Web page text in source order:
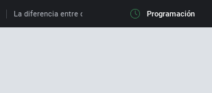
La diferencia entre observar el eclipse al 99% y al 100%
Programación